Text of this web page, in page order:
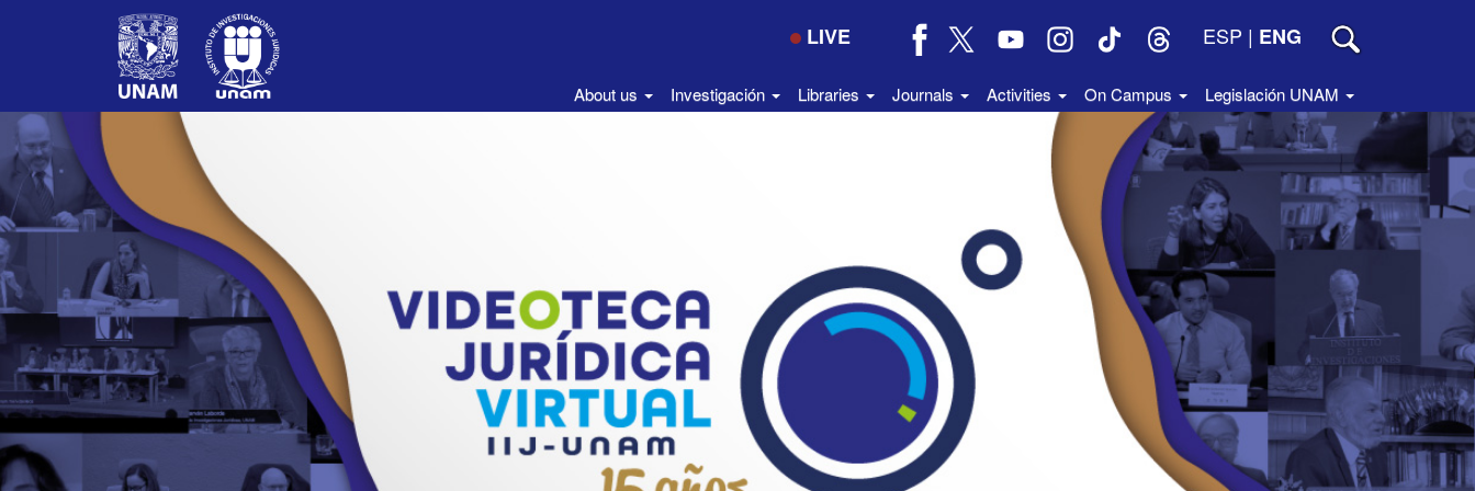
LIVE ESP | ENG
About us Investigación Libraries Journals Activities On Campus Legislación UNAM